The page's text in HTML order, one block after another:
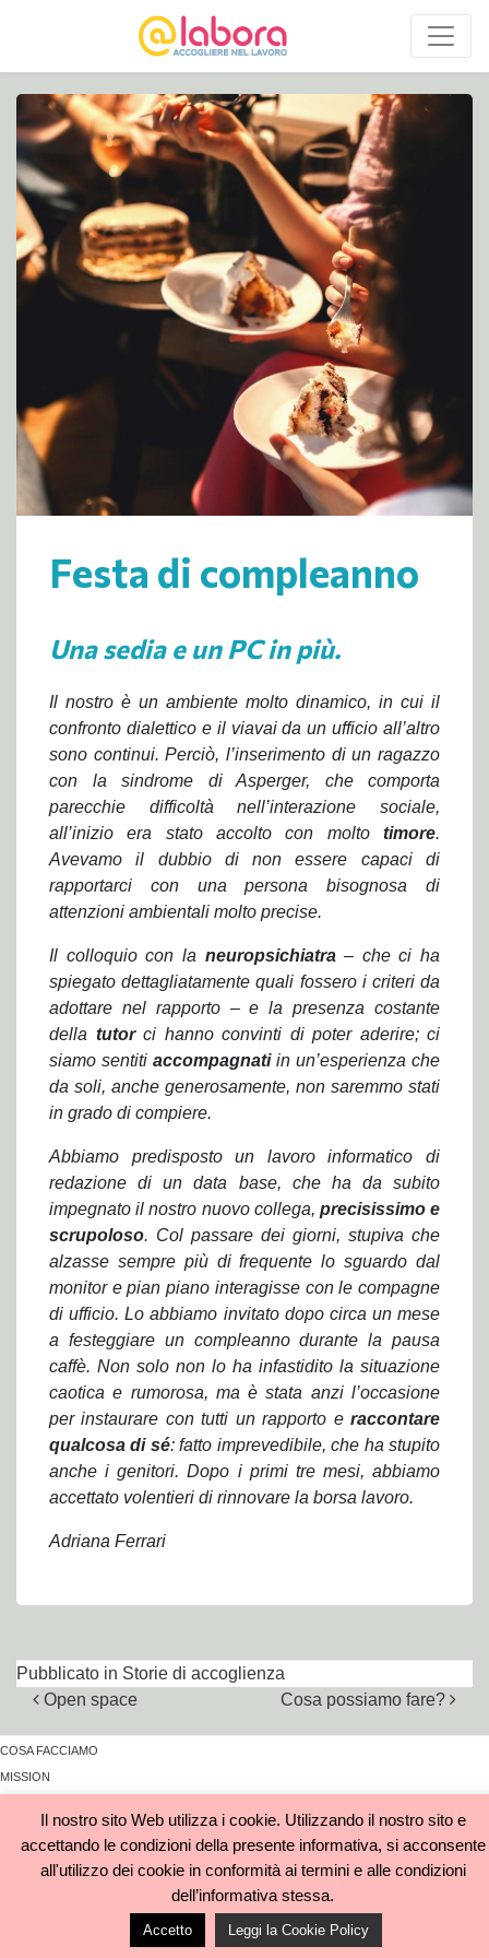
Navigazione principale
Festa di compleanno
Una sedia e un PC in più.
Il nostro è un ambiente molto dinamico, in cui il
confronto dialettico e il viavai da un ufficio all’altro
sono continui. Perciò, l’inserimento di un ragazzo
con la sindrome di Asperger, che comporta
parecchie difficoltà nell’interazione sociale,
all’inizio era stato accolto con molto timore.
Avevamo il dubbio di non essere capaci di
rapportarci con una persona bisognosa di
attenzioni ambientali molto precise.
Il colloquio con la neuropsichiatra– che ci ha
spiegato dettagliatamente quali fossero i criteri da
adottare nel rapporto – e la presenza costante
della tutor ci hanno convinti di poter aderire; ci
siamo sentiti accompagnati in un’esperienza che
da soli, anche generosamente, non saremmo stati
in grado di compiere.
Abbiamo predisposto un lavoro informatico di
redazione di un data base, che ha da subito
impegnato il nostro nuovo collega, precisissimo e
scrupoloso. Col passare dei giorni, stupiva che
alzasse sempre più di frequente lo sguardo dal
monitor e pian piano interagisse con le compagne
di ufficio. Lo abbiamo invitato dopo circa un mese
a festeggiare un compleanno durante la pausa
caffè. Non solo non lo ha infastidito la situazione
caotica e rumorosa, ma è stata anzi l’occasione
per instaurare con tutti un rapporto e raccontare
qualcosa di sé: fatto imprevedibile, che ha stupito
anche i genitori. Dopo i primi tre mesi, abbiamo
accettato volentieri di rinnovare la borsa lavoro.
Adriana Ferrari
Pubblicato in Storie di accoglienza
Navigazione articoli
Open space Cosa possiamo fare?
COSA FACCIAMO
MISSION
SOSTIENI @LABORA
Il nostro sito Web utilizza i cookie. Utilizzando il nostro sito e
accettando le condizioni della presente informativa, si acconsente
all'utilizzo dei cookie in conformità ai termini e alle condizioni
dell’informativa stessa.
Accetto Leggi la Cookie Policy